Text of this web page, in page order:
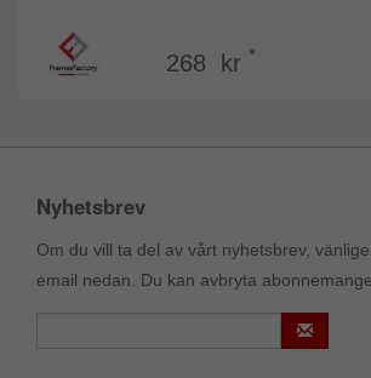
268 kr *
Nyhetsbrev
Om du vill ta del av vårt nyhetsbrev,
email nedan. Du kan avbryta